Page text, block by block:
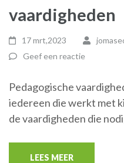
vaardigheden
17 mrt,2023
Geef een reactie
Pedagogische
iedereen die werkt met
de vaardigheden die
LEES MEER